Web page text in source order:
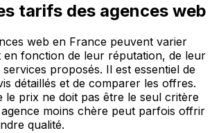
tarifs des agences web
web en France peuvent varier
en fonction de leur réputation, de leur
proposés. Il est essentiel de
détaillés et de comparer les offres.
le prix ne doit pas être le seul critère
moins chère peut parfois offrir
qualité.